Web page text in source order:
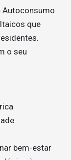
Autoconsumo
que
o seu
bem-estar